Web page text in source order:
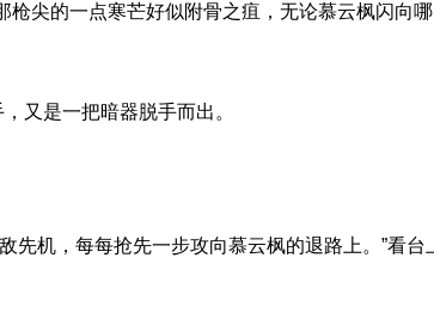
的一点寒芒好似附骨之疽，无论慕云枫闪向哪
是一把暗器脱手而出。
，每每抢先一步攻向慕云枫的退路上。”看台